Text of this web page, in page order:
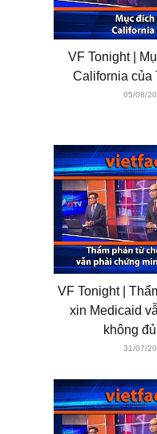
VF Tonight |
California của
05/08/
VF Tonight |
xin Medicaid
không
31/07/